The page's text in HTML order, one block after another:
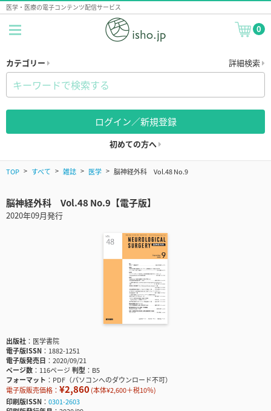
医学・医療の電子コンテンツ配信サービス
0
カテゴリー 詳細検索
ログイン／新規登録
初めての方へ
TOP すべて 雑誌 医学 脳神経外科 Vol.48 No.9
脳神経外科 Vol.48 No.9【電子版】
2020年09月発行
出版社
医学書院
電子版ISSN
1882-1251
電子版発売日
2020/09/21
ページ数
116ページ判型
B5
フォーマット
PDF（パソコンへのダウンロード不可）
電子版販売価格： ¥2,860(本体¥2,600＋税10％)
印刷版ISSN
0301-2603